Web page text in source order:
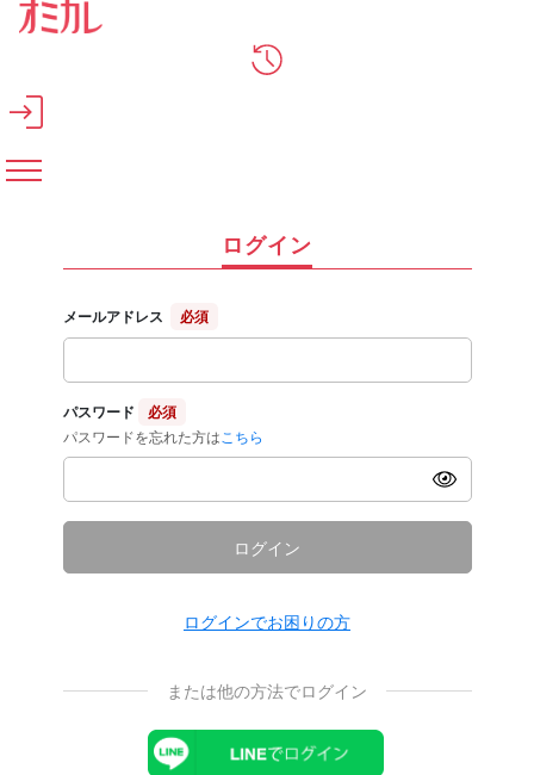
メインコンテンツへスキップ
ログイン
メールアドレス 必須
パスワード
必須
パスワードを忘れた方は こちら
ログイン
ログインでお困りの方
または他の方法でログイン